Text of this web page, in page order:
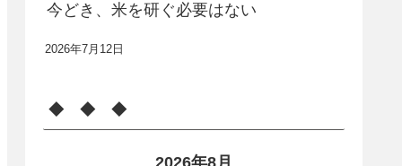
今どき、米を研ぐ必要はない
2026年7月12日
◆ ◆ ◆
2026年8月